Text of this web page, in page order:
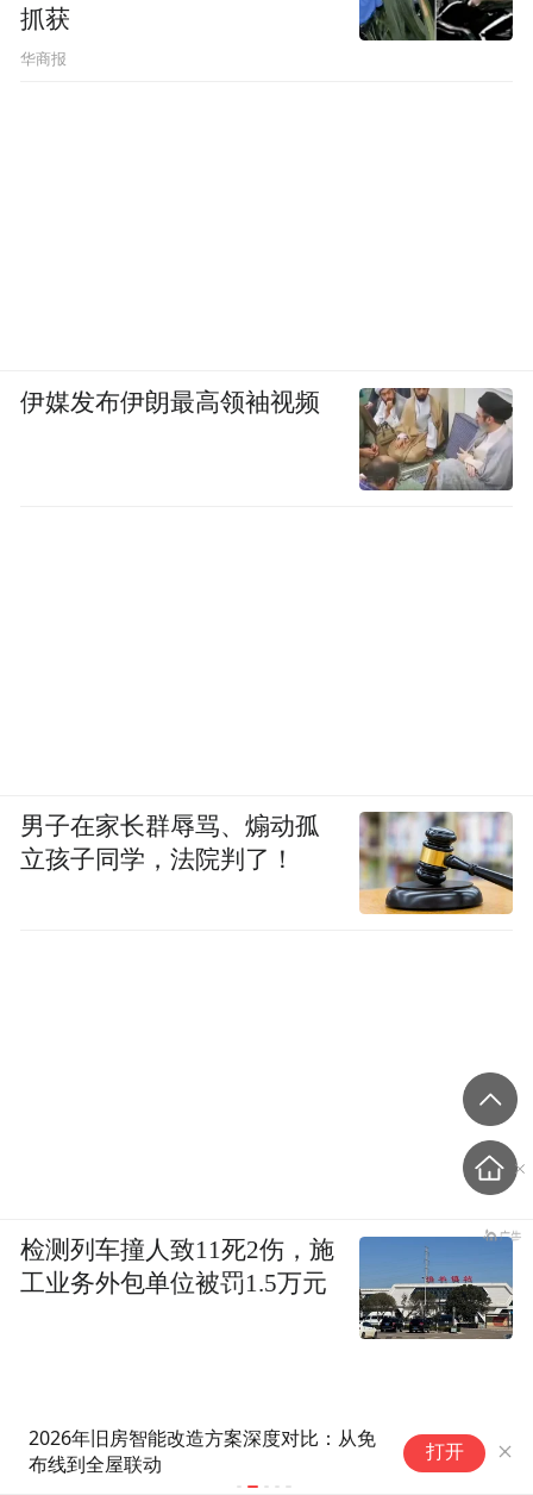
2026年旧房智能改造方案深度对比：从免
布线到全屋联动
打开
抓获
华商报
伊媒发布伊朗最高领袖视频
男子在家长群辱骂、煽动孤
立孩子同学，法院判了！
检测列车撞人致11死2伤，施
工业务外包单位被罚1.5万元